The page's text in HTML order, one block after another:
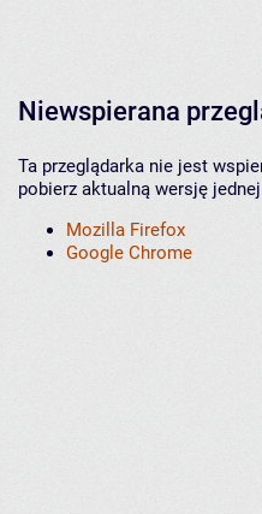
Niewspierana
Ta przeglądarka nie jest
pobierz aktualną wersję
Mozilla Firefox
Google Chrome